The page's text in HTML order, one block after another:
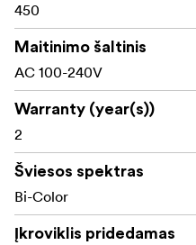
Maitinimo adapteris x1
Trumpasis pradžios
450
Maitinimo šaltinis
AC 100-240V
Warranty (year(s))
2
Šviesos spektras
Bi-Color
Įkroviklis pridedamas